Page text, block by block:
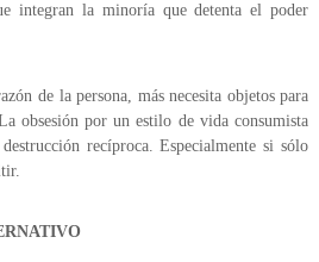
integran la minoría que detenta el poder
de la persona, más necesita objetos para
obsesión por un estilo de vida consumista
recíproca. Especialmente si sólo